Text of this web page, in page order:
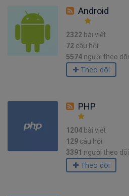
Android
2322 bài viết
72 câu hỏi
5574 người theo dõi
Theo dõi
PHP
1204 bài viết
129 câu hỏi
3391 người theo dõi
Theo dõi